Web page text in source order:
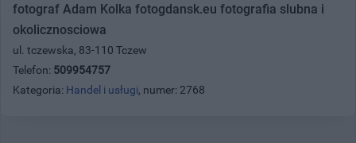
fotograf Adam Kolka fotogdansk.eu fotografia slubna i
okolicznosciowa
ul. tczewska, 83-110 Tczew
Telefon: 509954757
Kategoria: Handel i usługi, numer: 2768